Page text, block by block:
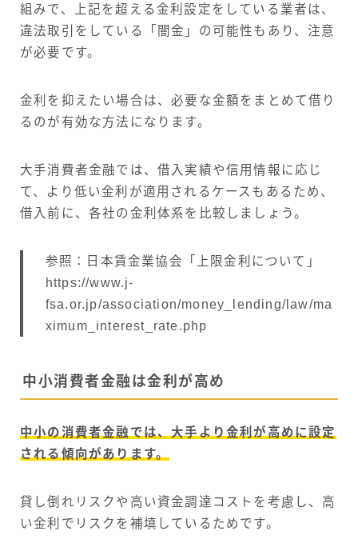
組みで、上記を超える金利設定をしている業者は、
違法取引をしている「闇金」の可能性もあり、注意
が必要です。
金利を抑えたい場合は、必要な金額をまとめて借り
るのが有効な方法になります。
大手消費者金融では、借入実績や信用情報に応じ
て、より低い金利が適用されるケースもあるため、
借入前に、各社の金利体系を比較しましょう。
参照：日本賃金業協会「上限金利について」
https://www.j-
fsa.or.jp/association/money_lending/law/ma
ximum_interest_rate.php
中小消費者金融は金利が高め
中小の消費者金融では、大手より金利が高めに設定
される傾向があります。
貸し倒れリスクや高い資金調達コストを考慮し、高
い金利でリスクを補填しているためです。